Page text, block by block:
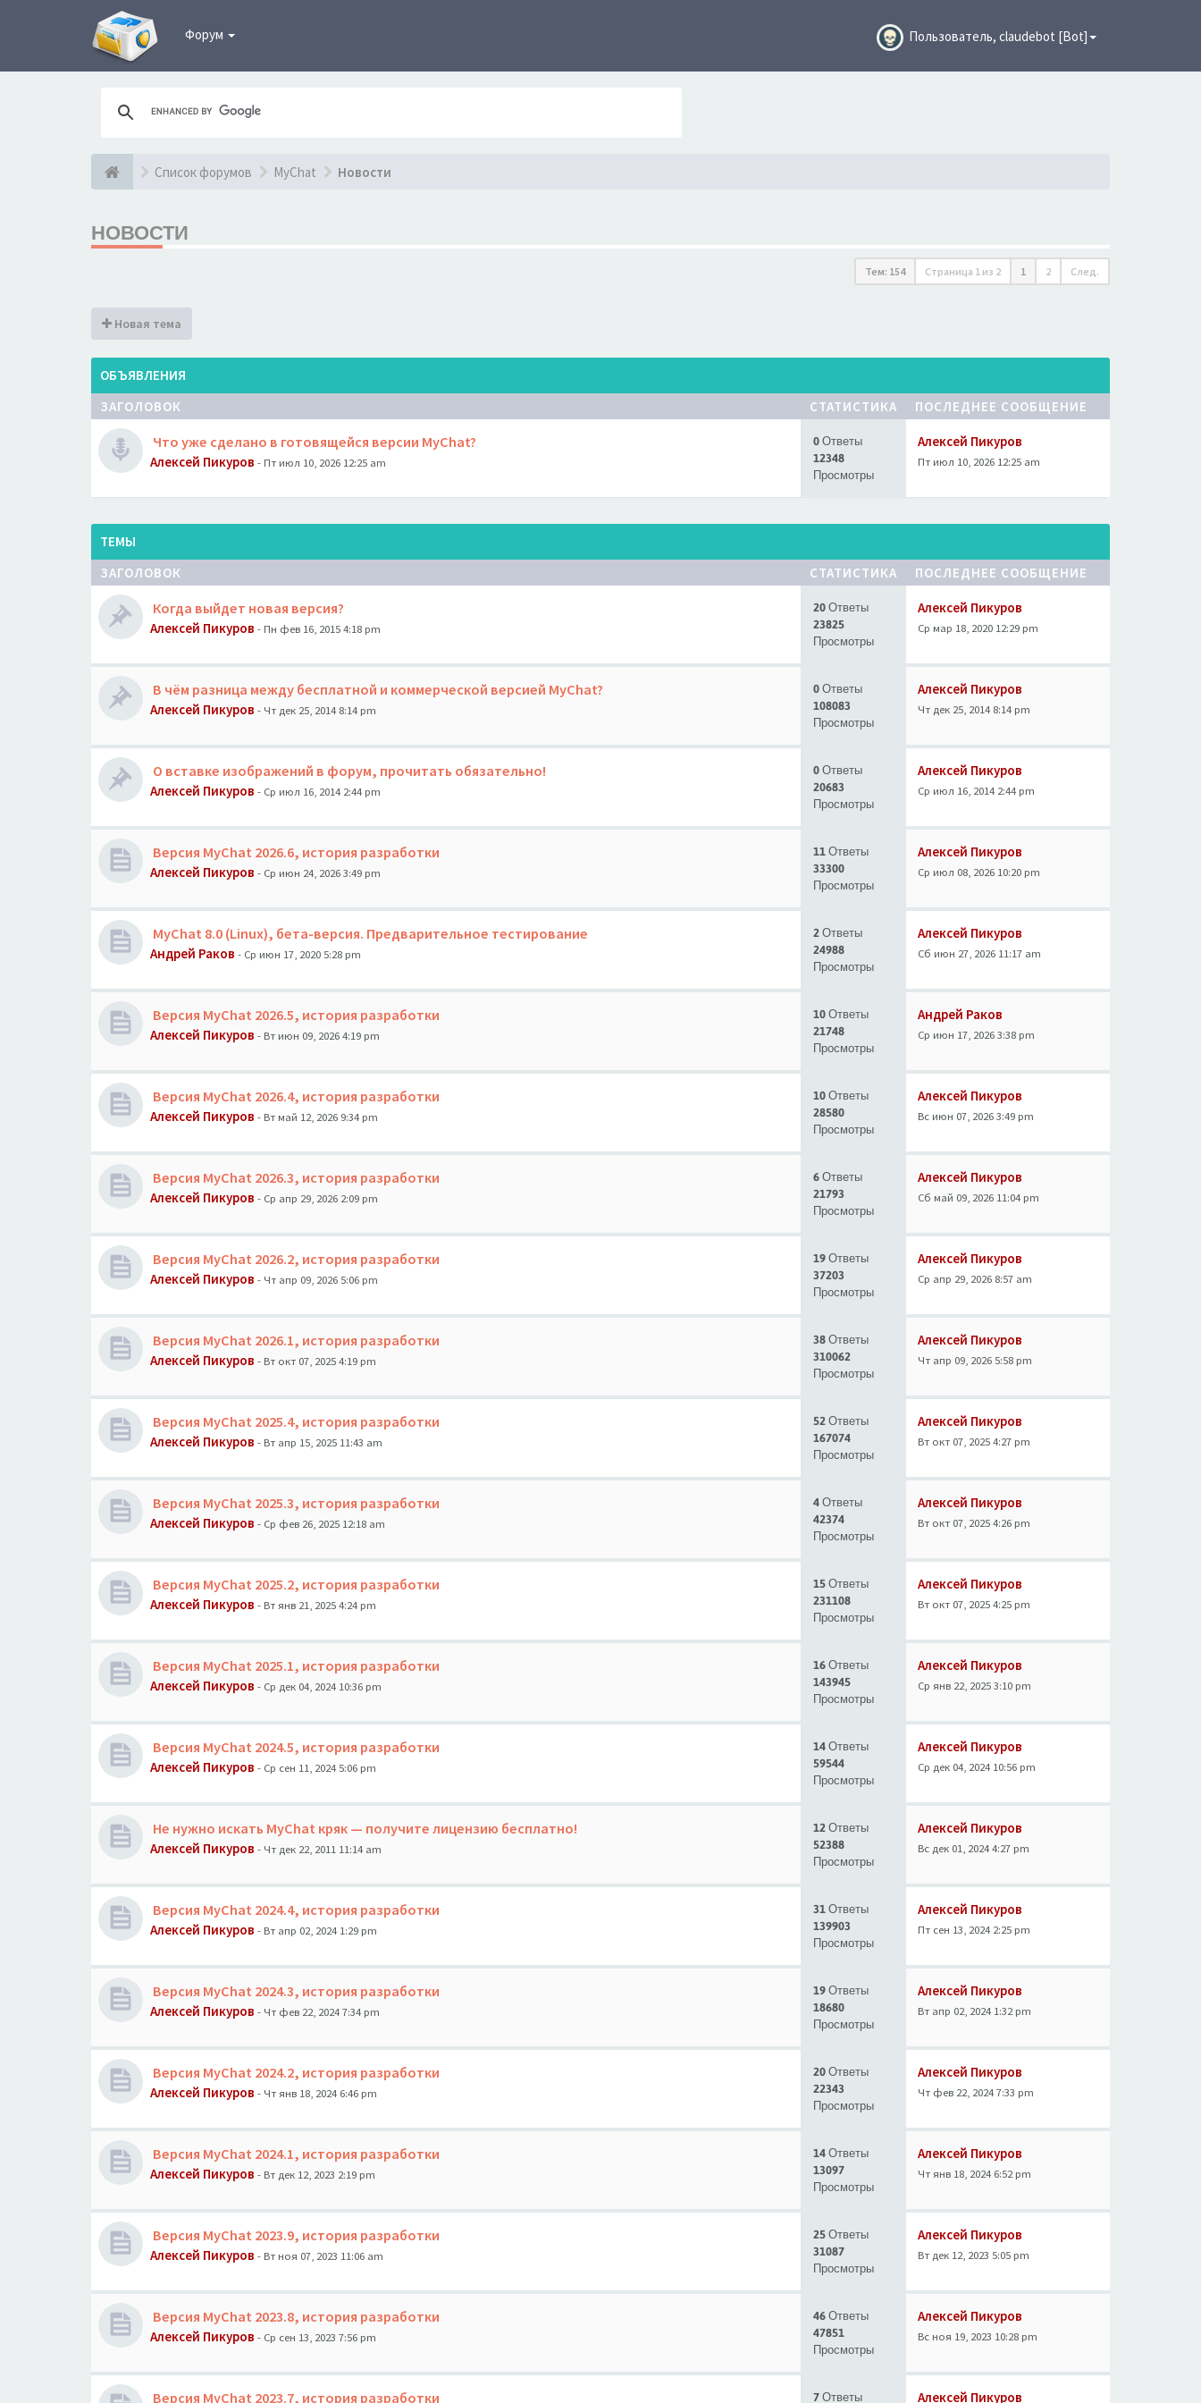
Форум Пользователь, claudebot [Bot]
Список форумов MyChat Новости
НОВОСТИ
Тем: 154 Страница 1 из 2 1 2 След.
Новая тема
ОБЪЯВЛЕНИЯ
ЗАГОЛОВОК
СТАТИСТИКА ПОСЛЕДНЕЕ СООБЩЕНИЕ
Что уже сделано в готовящейся версии MyChat?
Алексей Пикуров - Пт июл 10, 2026 12:25 am
0 Ответы
12348
Просмотры
Алексей Пикуров
Пт июл 10, 2026 12:25 am
ТЕМЫ
ЗАГОЛОВОК
СТАТИСТИКА ПОСЛЕДНЕЕ СООБЩЕНИЕ
Когда выйдет новая версия?
Алексей Пикуров - Пн фев 16, 2015 4:18 pm
20 Ответы
23825
Просмотры
Алексей Пикуров
Ср мар 18, 2020 12:29 pm
В чём разница между бесплатной и коммерческой версией MyChat?
Алексей Пикуров - Чт дек 25, 2014 8:14 pm
0 Ответы
108083
Просмотры
Алексей Пикуров
Чт дек 25, 2014 8:14 pm
О вставке изображений в форум, прочитать обязательно!
Алексей Пикуров - Ср июл 16, 2014 2:44 pm
0 Ответы
20683
Просмотры
Алексей Пикуров
Ср июл 16, 2014 2:44 pm
Версия MyChat 2026.6, история разработки
Алексей Пикуров - Ср июн 24, 2026 3:49 pm
11 Ответы
33300
Просмотры
Алексей Пикуров
Ср июл 08, 2026 10:20 pm
MyChat 8.0 (Linux), бета-версия. Предварительное тестирование
Андрей Раков - Ср июн 17, 2020 5:28 pm
2 Ответы
24988
Просмотры
Алексей Пикуров
Сб июн 27, 2026 11:17 am
Версия MyChat 2026.5, история разработки
Алексей Пикуров - Вт июн 09, 2026 4:19 pm
10 Ответы
21748
Просмотры
Андрей Раков
Ср июн 17, 2026 3:38 pm
Версия MyChat 2026.4, история разработки
Алексей Пикуров - Вт май 12, 2026 9:34 pm
10 Ответы
28580
Просмотры
Алексей Пикуров
Вс июн 07, 2026 3:49 pm
Версия MyChat 2026.3, история разработки
Алексей Пикуров - Ср апр 29, 2026 2:09 pm
6 Ответы
21793
Просмотры
Алексей Пикуров
Сб май 09, 2026 11:04 pm
Версия MyChat 2026.2, история разработки
Алексей Пикуров - Чт апр 09, 2026 5:06 pm
19 Ответы
37203
Просмотры
Алексей Пикуров
Ср апр 29, 2026 8:57 am
Версия MyChat 2026.1, история разработки
Алексей Пикуров - Вт окт 07, 2025 4:19 pm
38 Ответы
310062
Просмотры
Алексей Пикуров
Чт апр 09, 2026 5:58 pm
Версия MyChat 2025.4, история разработки
Алексей Пикуров - Вт апр 15, 2025 11:43 am
52 Ответы
167074
Просмотры
Алексей Пикуров
Вт окт 07, 2025 4:27 pm
Версия MyChat 2025.3, история разработки
Алексей Пикуров - Ср фев 26, 2025 12:18 am
4 Ответы
42374
Просмотры
Алексей Пикуров
Вт окт 07, 2025 4:26 pm
Версия MyChat 2025.2, история разработки
Алексей Пикуров - Вт янв 21, 2025 4:24 pm
15 Ответы
231108
Просмотры
Алексей Пикуров
Вт окт 07, 2025 4:25 pm
Версия MyChat 2025.1, история разработки
Алексей Пикуров - Ср дек 04, 2024 10:36 pm
16 Ответы
143945
Просмотры
Алексей Пикуров
Ср янв 22, 2025 3:10 pm
Версия MyChat 2024.5, история разработки
Алексей Пикуров - Ср сен 11, 2024 5:06 pm
14 Ответы
59544
Просмотры
Алексей Пикуров
Ср дек 04, 2024 10:56 pm
Не нужно искать MyChat кряк — получите лицензию бесплатно!
Алексей Пикуров - Чт дек 22, 2011 11:14 am
12 Ответы
52388
Просмотры
Алексей Пикуров
Вс дек 01, 2024 4:27 pm
Версия MyChat 2024.4, история разработки
Алексей Пикуров - Вт апр 02, 2024 1:29 pm
31 Ответы
139903
Просмотры
Алексей Пикуров
Пт сен 13, 2024 2:25 pm
Версия MyChat 2024.3, история разработки
Алексей Пикуров - Чт фев 22, 2024 7:34 pm
19 Ответы
18680
Просмотры
Алексей Пикуров
Вт апр 02, 2024 1:32 pm
Версия MyChat 2024.2, история разработки
Алексей Пикуров - Чт янв 18, 2024 6:46 pm
20 Ответы
22343
Просмотры
Алексей Пикуров
Чт фев 22, 2024 7:33 pm
Версия MyChat 2024.1, история разработки
Алексей Пикуров - Вт дек 12, 2023 2:19 pm
14 Ответы
13097
Просмотры
Алексей Пикуров
Чт янв 18, 2024 6:52 pm
Версия MyChat 2023.9, история разработки
Алексей Пикуров - Вт ноя 07, 2023 11:06 am
25 Ответы
31087
Просмотры
Алексей Пикуров
Вт дек 12, 2023 5:05 pm
Версия MyChat 2023.8, история разработки
Алексей Пикуров - Ср сен 13, 2023 7:56 pm
46 Ответы
47851
Просмотры
Алексей Пикуров
Вс ноя 19, 2023 10:28 pm
Версия MyChat 2023.7, история разработки
7 Ответы
Алексей Пикуров